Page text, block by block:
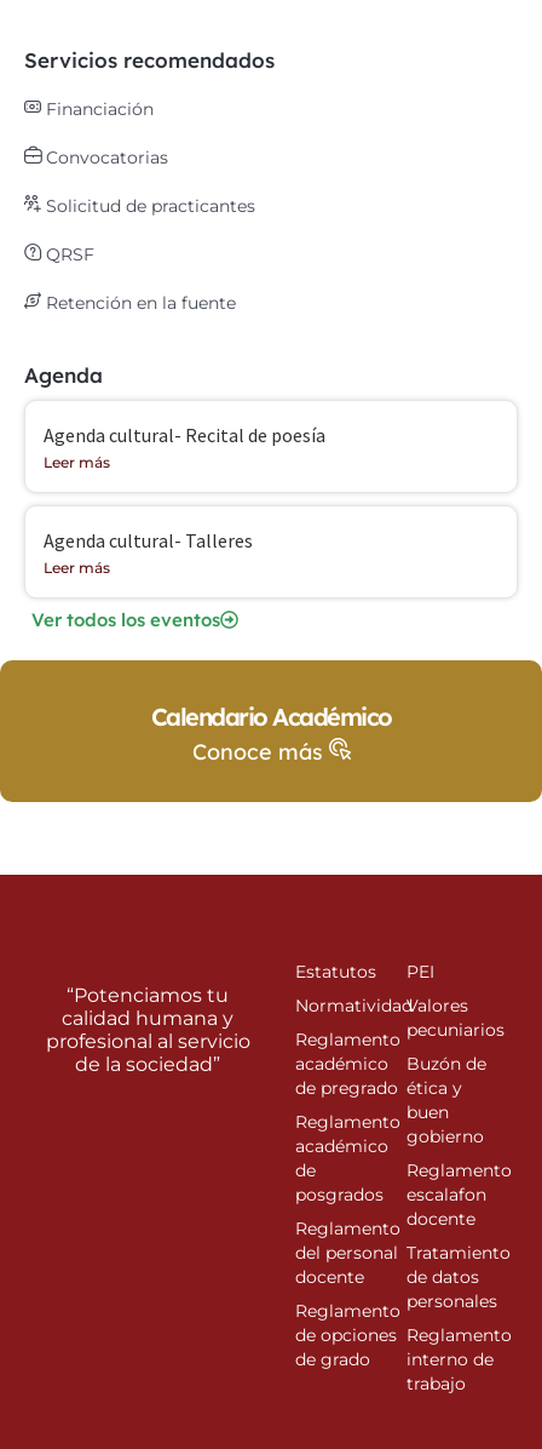
Servicios recomendados
Financiación
Convocatorias
Solicitud de practicantes
QRSF
Retención en la fuente
Agenda
Agenda cultural- Recital de poesía
Leer más
Agenda cultural- Talleres
Leer más
Ver todos los eventos
Calendario Académico
Conoce más
“Potenciamos tu
calidad humana y
profesional al servicio
de la sociedad”
Estatutos
Normatividad
Reglamento
académico
de pregrado
Reglamento
académico
de
posgrados
Reglamento
del personal
docente
Reglamento
de opciones
de grado
PEI
Valores
pecuniarios
Buzón de
ética y
buen
gobierno
Reglamento
escalafon
docente
Tratamiento
de datos
personales
Reglamento
interno de
trabajo